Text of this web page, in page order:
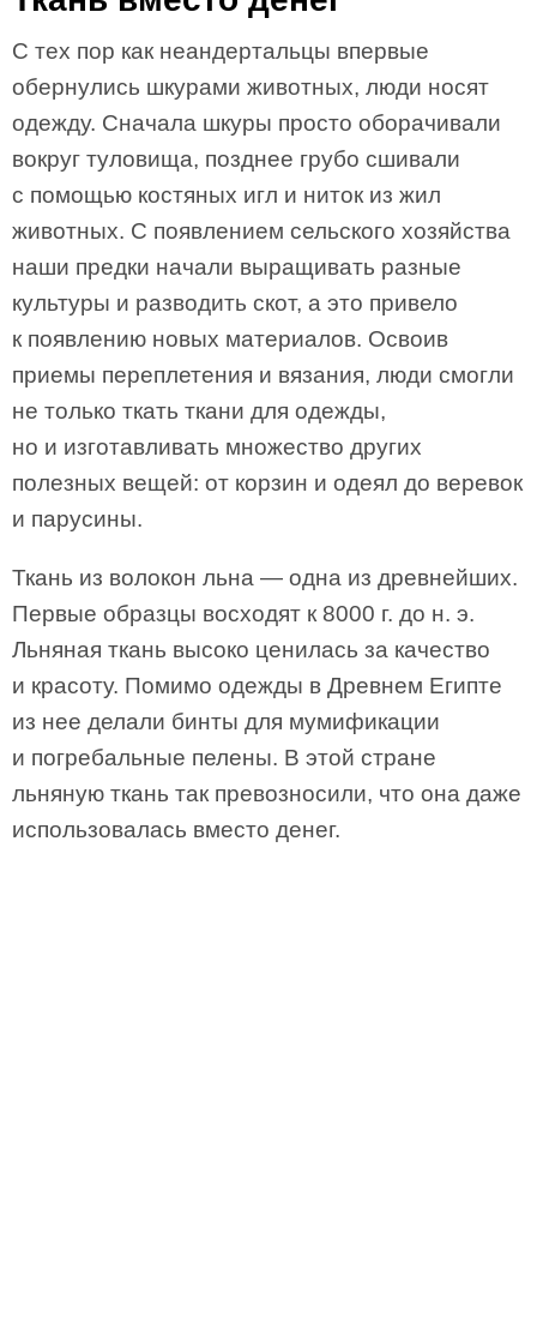
С тех пор как неандертальцы впервые
обернулись шкурами животных, люди носят
одежду. Сначала шкуры просто оборачивали
вокруг туловища, позднее грубо сшивали
с помощью костяных игл и ниток из жил
животных. С появлением сельского хозяйства
наши предки начали выращивать разные
культуры и разводить скот, а это привело
к появлению новых материалов. Освоив
приемы переплетения и вязания, люди смогли
не только ткать ткани для одежды,
но и изготавливать множество других
полезных вещей: от корзин и одеял до веревок
и парусины.
Ткань из волокон льна — одна из древнейших.
Первые образцы восходят к 8000 г. до н. э.
Льняная ткань высоко ценилась за качество
и красоту. Помимо одежды в Древнем Египте
из нее делали бинты для мумификации
и погребальные пелены. В этой стране
льняную ткань так превозносили, что она даже
использовалась вместо денег.